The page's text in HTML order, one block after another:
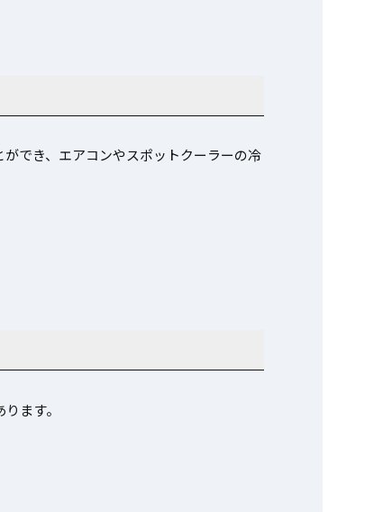
でき、エアコンやスポットクーラーの冷
ます。